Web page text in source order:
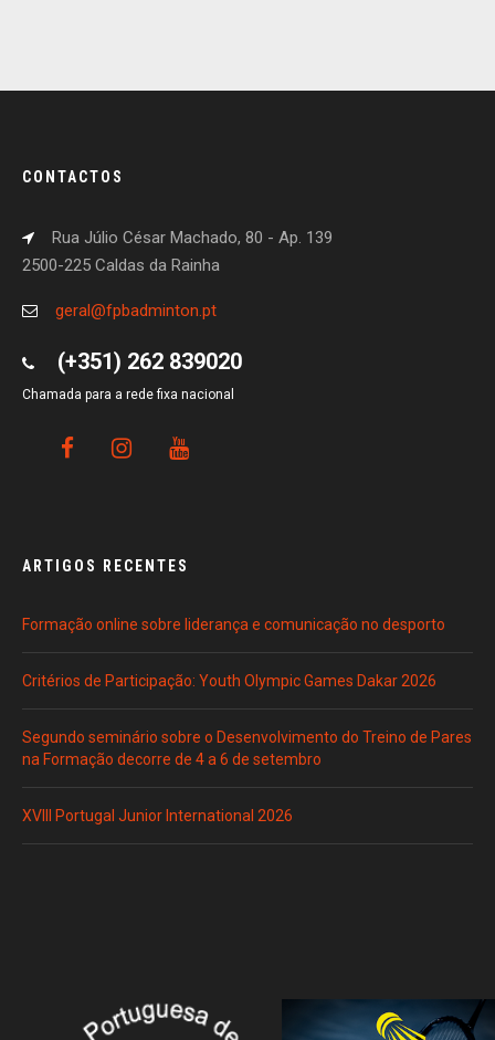
CONTACTOS
Rua Júlio César Machado, 80 - Ap. 139
2500-225 Caldas da Rainha
geral@fpbadminton.pt
(+351) 262 839020
Chamada para a rede fixa nacional
ARTIGOS RECENTES
Formação online sobre liderança e comunicação no desporto
Critérios de Participação: Youth Olympic Games Dakar 2026
Segundo seminário sobre o Desenvolvimento do Treino de Pares
na Formação decorre de 4 a 6 de setembro
XVIII Portugal Junior International 2026